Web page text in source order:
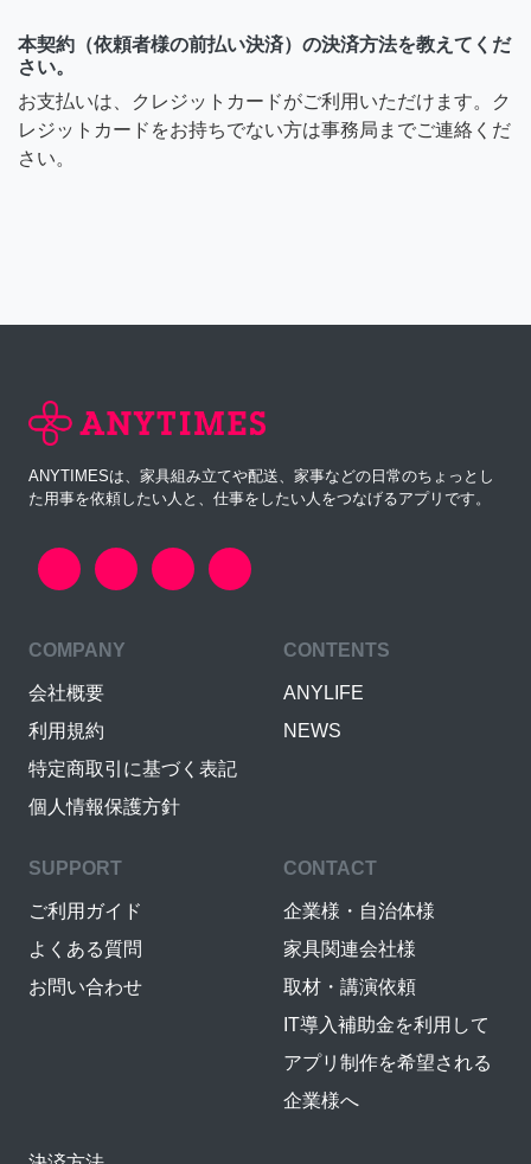
本契約（依頼者様の前払い決済）の決済方法を教えてくだ
さい。
お支払いは、クレジットカードがご利用いただけます。ク
レジットカードをお持ちでない方は事務局までご連絡くだ
さい。
ANYTIMESは、家具組み立てや配送、家事などの日常のちょっとし
た用事を依頼したい人と、仕事をしたい人をつなげるアプリです。
COMPANY
会社概要
利用規約
特定商取引に基づく表記
個人情報保護方針
CONTENTS
ANYLIFE
NEWS
SUPPORT
ご利用ガイド
よくある質問
お問い合わせ
CONTACT
企業様・自治体様
家具関連会社様
取材・講演依頼
IT導入補助金を利用して
アプリ制作を希望される
企業様へ